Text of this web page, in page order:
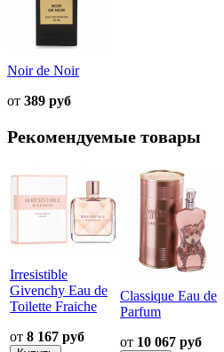
Noir de Noir
от 389 руб
Рекомендуемые товары
Irresistible
Givenchy Eau de
Toilette Fraiche
от 8 167 руб
Classique Eau de
Parfum
от 10 067 руб